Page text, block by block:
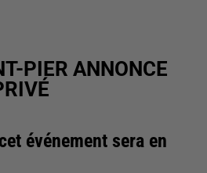
PIER ANNONCE
événement sera en